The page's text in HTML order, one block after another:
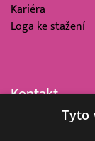
Kariéra
Loga ke stažení
Kontakt
BarrandovTyto